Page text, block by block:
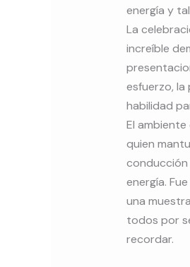
energía y
La
increíble
esfuerzo,
habilidad
El
quien
conducción
energía.
una
todos por
recordar.